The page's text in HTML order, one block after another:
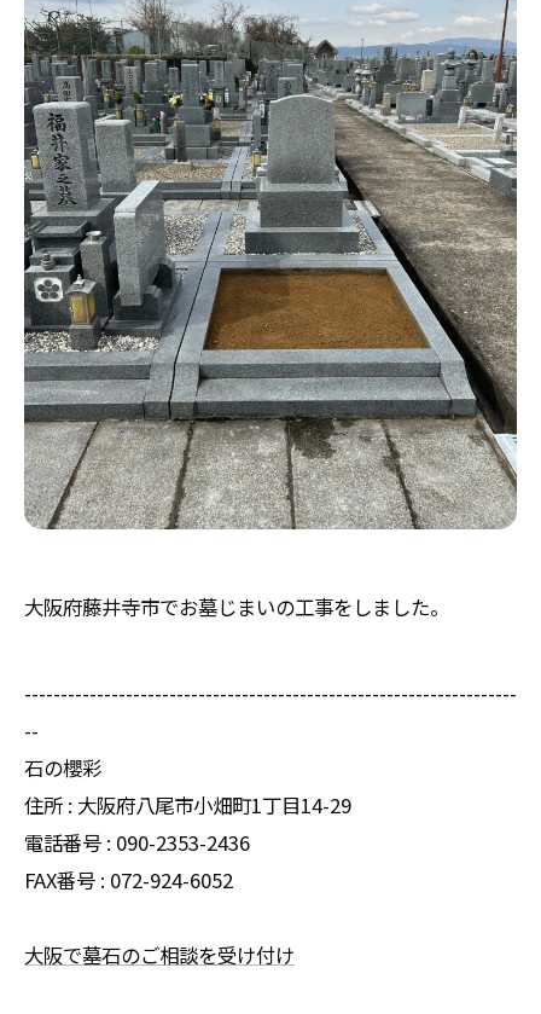
大阪府藤井寺市でお墓じまいの工事をしました。
--------------------------------------------------------------------
--
石の櫻彩
住所 : 大阪府八尾市小畑町1丁目14-29
電話番号 : 090-2353-2436
FAX番号 : 072-924-6052
大阪で墓石のご相談を受け付け